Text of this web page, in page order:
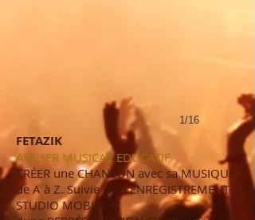
1/16
FETAZIK
ATELIER MUSICAL EDUCATIF
CRÉER une CHANSON avec sa MUSIQUE
de A à Z. Suivie d'un ENREGISTREMENT
STUDIO MOBILE et